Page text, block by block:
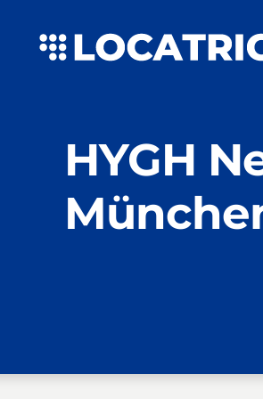
Inhalt
springen
HYGH